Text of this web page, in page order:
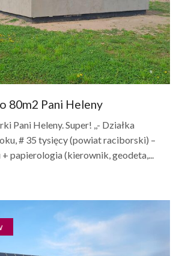
80m2 Pani Heleny
Pani Heleny. Super! ,,- Działka
# 35 tysięcy (powiat raciborski) –
papierologia (kierownik, geodeta,...